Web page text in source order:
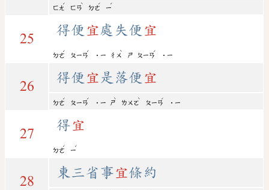
ㄈㄤ
ˊ
ㄈㄢ
ˋ
ㄉㄜ
ˊ
ㄧ
ˊ
25
得便 宜處失便 宜
ㄉㄜ
ˊ
ㄆㄧㄢ
ˊ
˙ㄧ ㄔㄨ
ˋ
ㄕ ㄆㄧㄢ
ˊ
˙ㄧ
26
得便 宜 是落便 宜
ㄉㄜ
ˊ
ㄆㄧㄢ
ˊ
˙ㄧ ㄕ
ˋ
ㄌㄨㄛ
ˋ
ㄆㄧㄢ
ˊ
˙ㄧ
27
得 宜
ㄉㄜ
ˊ
ㄧ
ˊ
28
東三省事 宜條約